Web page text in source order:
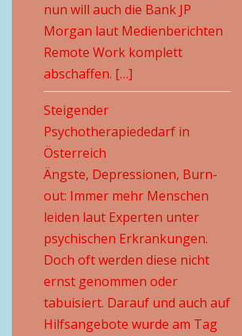
nun will auch die Bank JP
Morgan laut Medienberichten
Remote Work komplett
abschaffen. […]
Steigender
Psychotherapiededarf in
Österreich
Ängste, Depressionen, Burn-
out: Immer mehr Menschen
leiden laut Experten unter
psychischen Erkrankungen.
Doch oft werden diese nicht
ernst genommen oder
tabuisiert. Darauf und auch auf
Hilfsangebote wurde am Tag